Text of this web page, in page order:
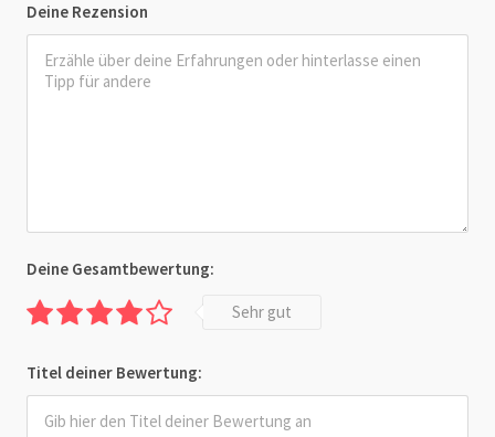
Deine Rezension
Deine Gesamtbewertung:
Sehr gut
Titel deiner Bewertung: